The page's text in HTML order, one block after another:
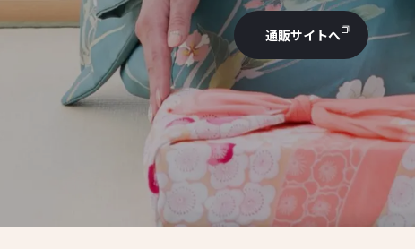
通販サイトへ